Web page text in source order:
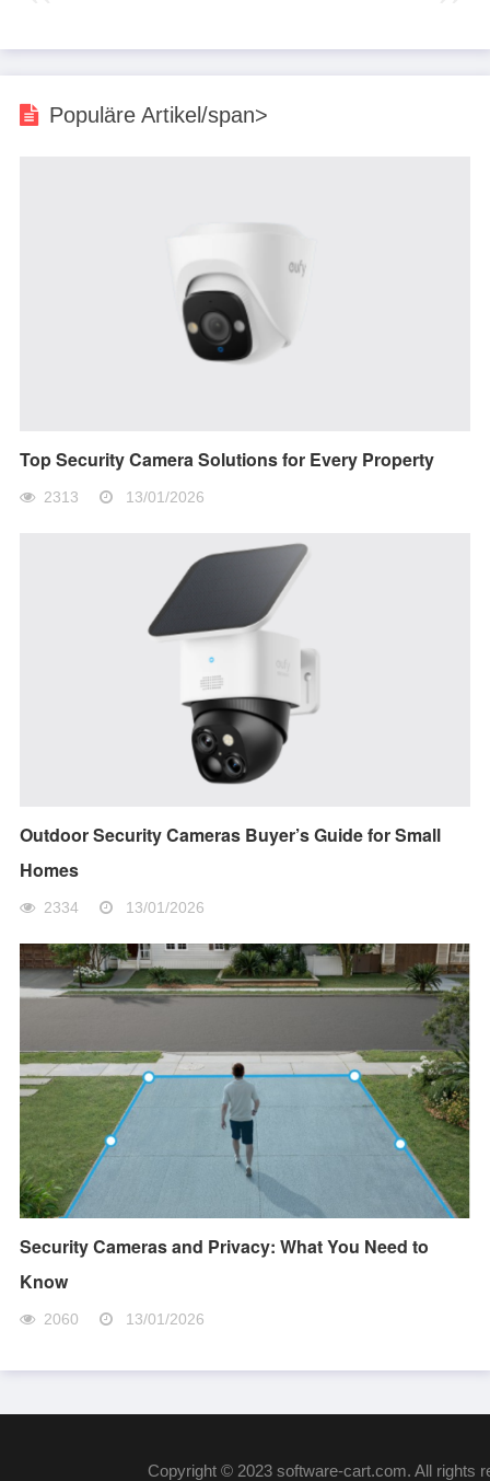
Populäre Artikel/span>
Top Security Camera Solutions for Every Property
2313 13/01/2026
Outdoor Security Cameras Buyer’s Guide for Small
Homes
2334 13/01/2026
Security Cameras and Privacy: What You Need to
Know
2060 13/01/2026
Copyright © 2023 software-cart.com. All rights